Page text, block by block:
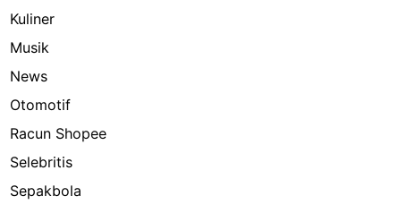
Kuliner
Musik
News
Otomotif
Racun Shopee
Selebritis
Sepakbola